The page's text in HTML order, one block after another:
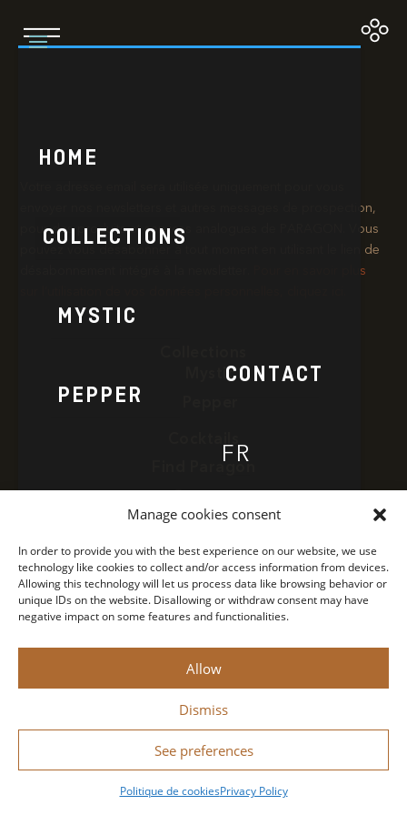
Manage cookies consent
In order to provide you with the best experience on our website, we use
technology like cookies to collect and/or access information from devices.
Allowing this technology will let us process data like browsing behavior or
unique IDs on the website. Disallowing or withdraw consent may have
negative impact on some features and functionalities.
Allow
Dismiss
See preferences
Politique de cookiesPrivacy Policy
HOME
COLLECTIONS
MYSTIC
PEPPER
COCKTAILS
FIND PARAGON
CONTACT
FR
EN
envoyer nos newsletters et autres messages de prospection,
pour des produits et services analogues de PARAGON. Vous
pouvez vous désabonner à tout moment en utilisant le lien de
Pour en savoir plus
Mystic
Find Paragon
Contact
Concept
Privacy Policy
Legal Notice
Monin 2022 All rights reserved
Drink responsibly.
Designed byBastien Figuié